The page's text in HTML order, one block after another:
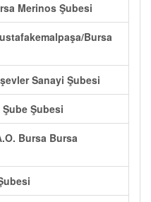
Merinos Şubesi
Bursa
Sanayi Şubesi
Şubesi
Bursa Bursa